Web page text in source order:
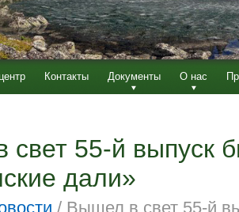
Контакты Документы О нас
55-й выпуск
дали»
/ Вышел в свет 55-й